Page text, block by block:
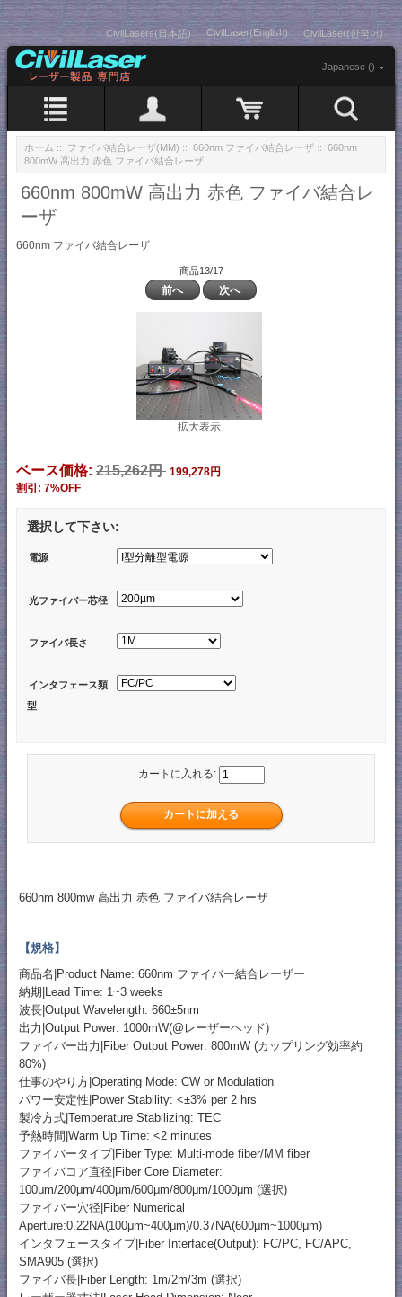
CivilLasers(日本語) CivilLaser(English) CivilLaser(한국어)
Japanese ()
ホーム :: ファイバ結合レーザ(MM) :: 660nm ファイバ結合レーザ :: 660nm
800mW 高出力 赤色 ファイバ結合レーザ
660nm 800mW 高出力 赤色 ファイバ結合レ
ーザ
660nm ファイバ結合レーザ
商品13/17
前へ 次へ
拡大表示
ベース価格: 215,262円 199,278円
割引: 7%OFF
選択して下さい:
電源
光ファイバー芯径
ファイバ長さ
インタフェース類
型
カートに入れる:
660nm 800mw 高出力 赤色 ファイバ結合レーザ
【規格】
商品名|Product Name: 660nm ファイバー結合レーザー
納期|Lead Time: 1~3 weeks
波長|Output Wavelength: 660±5nm
出力|Output Power: 1000mW(@レーザーヘッド)
ファイバー出力|Fiber Output Power: 800mW (カップリング効率約
80%)
仕事のやり方|Operating Mode: CW or Modulation
パワー安定性|Power Stability: <±3% per 2 hrs
製冷方式|Temperature Stabilizing: TEC
予熱時間|Warm Up Time: <2 minutes
ファイバータイプ|Fiber Type: Multi-mode fiber/MM fiber
ファイバコア直径|Fiber Core Diameter:
100μm/200μm/400μm/600μm/800μm/1000μm (選択)
ファイバー穴径|Fiber Numerical
Aperture:0.22NA(100μm~400μm)/0.37NA(600μm~1000μm)
インタフェースタイプ|Fiber Interface(Output): FC/PC, FC/APC,
SMA905 (選択)
ファイバ長|Fiber Length: 1m/2m/3m (選択)